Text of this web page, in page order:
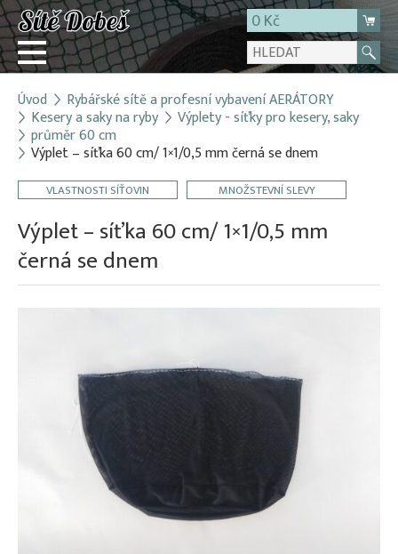
0 Kč
Přihlásit
Registrace
O firmě
Kontakt
Úvod Rybářské sítě a profesní vybavení AERÁTORY
Kesery a saky na ryby Výplety - síťky pro kesery, saky
průměr 60 cm
Výplet – síťka 60 cm/ 1×1/0,5 mm černá se dnem
VLASTNOSTI SÍŤOVIN MNOŽSTEVNÍ SLEVY
Výplet – síťka 60 cm/ 1×1/0,5 mm
černá se dnem